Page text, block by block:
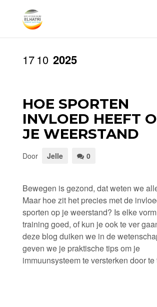
17 10 2025
HOE SPORTEN
INVLOED HEEFT
JE WEERSTAND
Door Jelle 0
Bewegen is gezond, dat weten we
Maar hoe zit het precies met de
sporten op je weerstand? Is elke
training goed, of kun je ook te ver
deze blog duiken we in de
geven we je praktische tips om je
immuunsysteem te versterken door te